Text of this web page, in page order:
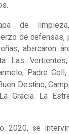
de limpieza,
de defensas,
abarcaron
Las
Padre
Destino,
Gracia, La
2020, se